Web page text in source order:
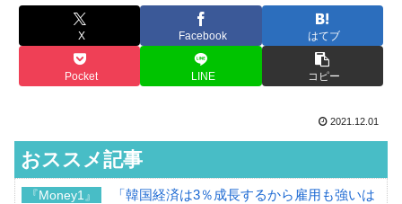
X Facebook はてブ
Pocket LINE コピー
2021.12.01
おススメ記事
『Money1』
「韓国経済は3％成長するから雇用も強いは